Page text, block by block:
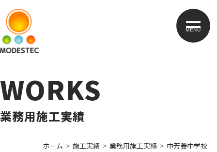
MENU
WORKS
業務用施工実績
ホーム 施工実績 業務用施工実績 中芳養中学校